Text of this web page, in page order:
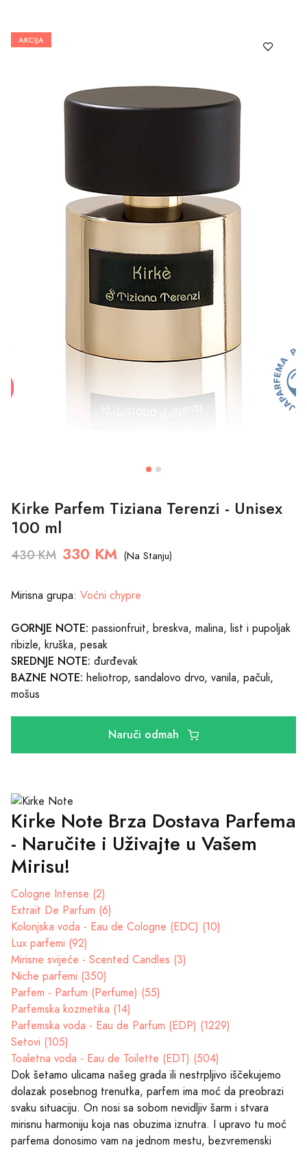
AKCIJA
Kirke Parfem Tiziana Terenzi - Unisex
100 ml
430 KM 330 KM (Na Stanju)
Mirisna grupa: Voćni chypre
GORNJE NOTE: passionfruit, breskva, malina, list i pupoljak
ribizle, kruška, pesak
SREDNJE NOTE: đurđevak
BAZNE NOTE: heliotrop, sandalovo drvo, vanila, pačuli,
mošus
Naruči odmah
Kirke Note Brza Dostava Parfema
- Naručite i Uživajte u Vašem
Mirisu!
Cologne Intense (2)
Extrait De Parfum (6)
Kolonjska voda - Eau de Cologne (EDC) (10)
Lux parfemi (92)
Mirisne svijeće - Scented Candles (3)
Niche parfemi (350)
Parfem - Parfum (Perfume) (55)
Parfemska kozmetika (14)
Parfemska voda - Eau de Parfum (EDP) (1229)
Setovi (105)
Toaletna voda - Eau de Toilette (EDT) (504)
Dok šetamo ulicama našeg grada ili nestrpljivo iščekujemo
dolazak posebnog trenutka, parfem ima moć da preobrazi
svaku situaciju. On nosi sa sobom nevidljiv šarm i stvara
mirisnu harmoniju koja nas obuzima iznutra. I upravo tu moć
parfema donosimo vam na jednom mestu, bezvremenski